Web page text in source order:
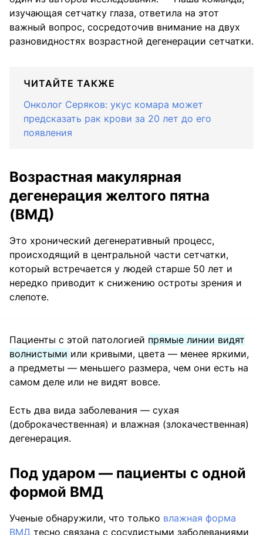
изучающая сетчатку глаза, ответила на этот
важный вопрос, сосредоточив внимание на двух
разновидностях возрастной дегенерации сетчатки.
ЧИТАЙТЕ ТАКЖЕ
Онколог Серяков: укус комара может
предсказать рак крови за 20 лет до его
появления
Возрастная макулярная
дегенерация желтого пятна
(ВМД)
Это хронический дегенеративный процесс,
происходящий в центральной части сетчатки,
который встречается у людей старше 50 лет и
нередко приводит к снижению остроты зрения и
слепоте.
Пациенты с этой патологией прямые линии видят
волнистыми или кривыми, цвета — менее яркими,
а предметы — меньшего размера, чем они есть на
самом деле или не видят вовсе.
Есть два вида заболевания — сухая
(доброкачественная) и влажная (злокачественная)
дегенерация.
Под ударом — пациенты с одной
формой ВМД
Ученые обнаружили, что только влажная форма
ВМД тесно связана с сосудистыми заболеваниями